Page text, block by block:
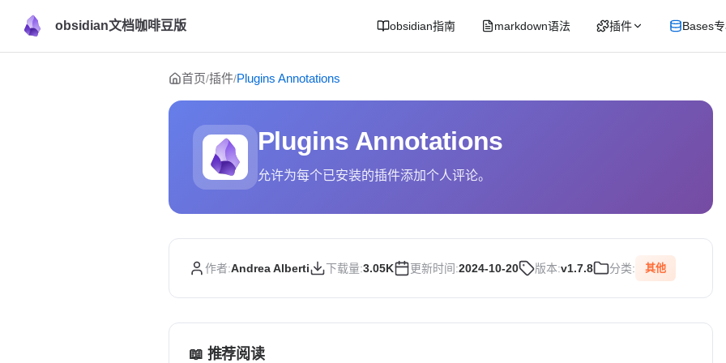
obsidian文档咖啡豆版 obsidian指南 markdown语法 插件 Bases
Skip to content
首页/插件/Plugins Annotations
Plugins Annotations
允许为每个已安装的插件添加个人评论。
作者:Andrea Alberti 下载量:3.05K 更新时间:2024-10-20 版本:v1.7.8 分类: 其他
📖 推荐阅读